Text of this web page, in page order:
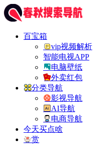
百宝箱
vip视频解析
智能电视APP
电脑壁纸
外卖红包
分类导航
影视导航
AI导航
电商导航
今天买点啥
赏